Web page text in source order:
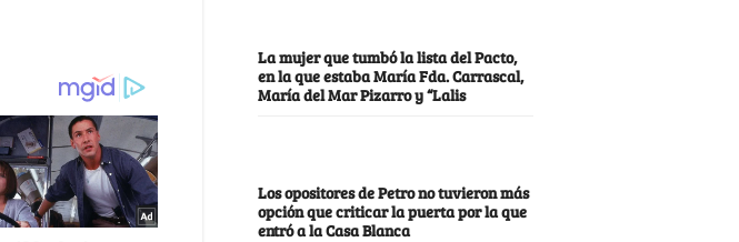
La mujer que tumbó la lista del Pacto,
en la que estaba María Fda. Carrascal,
María del Mar Pizarro y “Lalis
Los opositores de Petro no tuvieron más
opción que criticar la puerta por la que
entró a la Casa Blanca